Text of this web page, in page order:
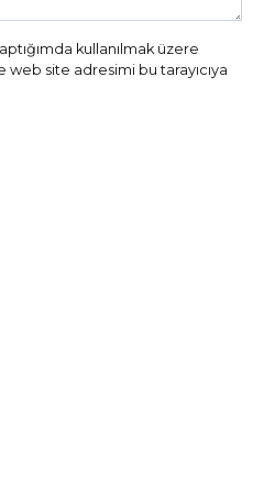
kullanılmak üzere
web site adresimi bu tarayıcıya